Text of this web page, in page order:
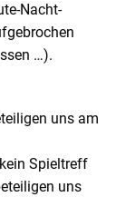
Nacht-
…).
uns am
Spieltreff
uns